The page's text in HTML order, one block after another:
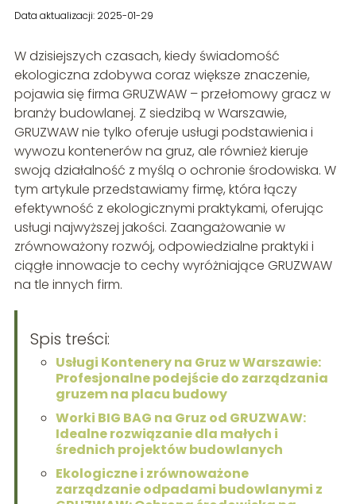
Data aktualizacji: 2025-01-29
W dzisiejszych czasach, kiedy świadomość
ekologiczna zdobywa coraz większe znaczenie,
pojawia się firma GRUZWAW – przełomowy gracz w
branży budowlanej. Z siedzibą w Warszawie,
GRUZWAW nie tylko oferuje usługi podstawienia i
wywozu kontenerów na gruz, ale również kieruje
swoją działalność z myślą o ochronie środowiska. W
tym artykule przedstawiamy firmę, która łączy
efektywność z ekologicznymi praktykami, oferując
usługi najwyższej jakości. Zaangażowanie w
zrównoważony rozwój, odpowiedzialne praktyki i
ciągłe innowacje to cechy wyróżniające GRUZWAW
na tle innych firm.
Spis treści:
Usługi Kontenery na Gruz w Warszawie:
Profesjonalne podejście do zarządzania
gruzem na placu budowy
Worki BIG BAG na Gruz od GRUZWAW:
Idealne rozwiązanie dla małych i
średnich projektów budowlanych
Ekologiczne i zrównoważone
zarządzanie odpadami budowlanymi z